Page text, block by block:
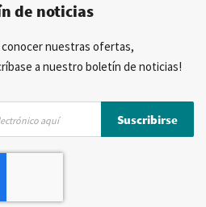
Más de 40 años de experiencia
privada
de noticias
nuestras ofertas,
a nuestro boletín de noticias!
Suscribirse